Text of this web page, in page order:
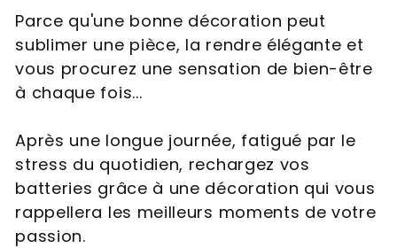
Parce qu'une bonne décoration peut
sublimer une pièce, la rendre élégante et
vous procurez une sensation de bien-être
à chaque fois...
Après une longue journée, fatigué par le
stress du quotidien, rechargez vos
batteries grâce à une décoration qui vous
rappellera les meilleurs moments de votre
passion.